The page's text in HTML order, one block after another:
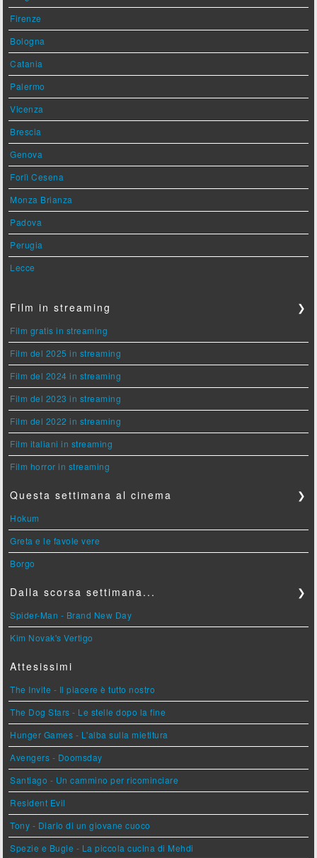
Firenze
Bologna
Catania
Palermo
Vicenza
Brescia
Genova
Forlì Cesena
Monza Brianza
Padova
Perugia
Lecce
Film in streaming ❯
Film gratis in streaming
Film del 2025 in streaming
Film del 2024 in streaming
Film del 2023 in streaming
Film del 2022 in streaming
Film italiani in streaming
Film horror in streaming
Questa settimana al cinema ❯
Hokum
Greta e le favole vere
Borgo
Dalla scorsa settimana... ❯
Spider-Man - Brand New Day
Kim Novak's Vertigo
Attesissimi
The Invite - Il piacere è tutto nostro
The Dog Stars - Le stelle dopo la fine
Hunger Games - L'alba sulla mietitura
Avengers - Doomsday
Santiago - Un cammino per ricominciare
Resident Evil
Tony - Diario di un giovane cuoco
Spezie e Bugie - La piccola cucina di Mehdi